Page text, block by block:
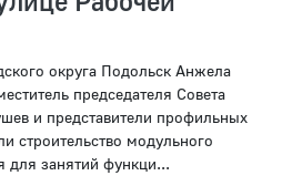
округа Подольск Анжела
председателя Совета
и представители профильных
строительство модульного
для занятий функци...